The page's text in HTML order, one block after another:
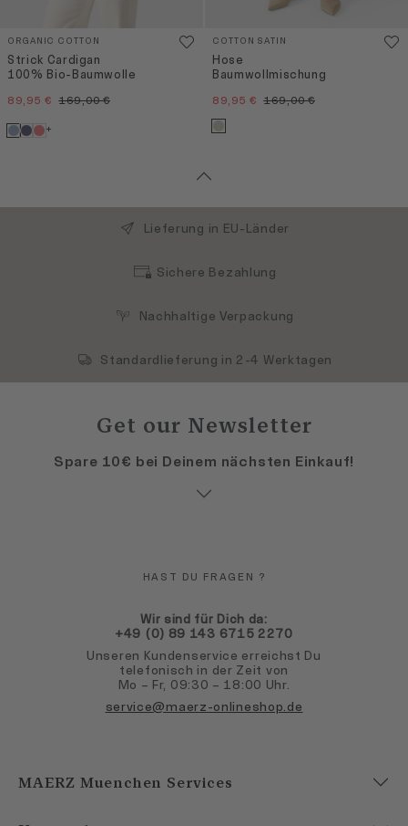
ORGANIC COTTON
Strick Cardigan
100% Bio-Baumwolle
89,95 € 169,00 €
+
COTTON SATIN
Hose
Baumwollmischung
89,95 € 169,00 €
Lieferung in EU-Länder
Sichere Bezahlung
Nachhaltige Verpackung
Standardlieferung in 2-4 Werktagen
Get our Newsletter
Spare 10€ bei Deinem nächsten Einkauf!
HAST DU FRAGEN ?
Wir sind für Dich da:
+49 (0) 89 143 6715 2270
Unseren Kundenservice erreichst Du
telefonisch in der Zeit von
Mo – Fr, 09:30 – 18:00 Uhr.
service@maerz-onlineshop.de
MAERZ Muenchen Services